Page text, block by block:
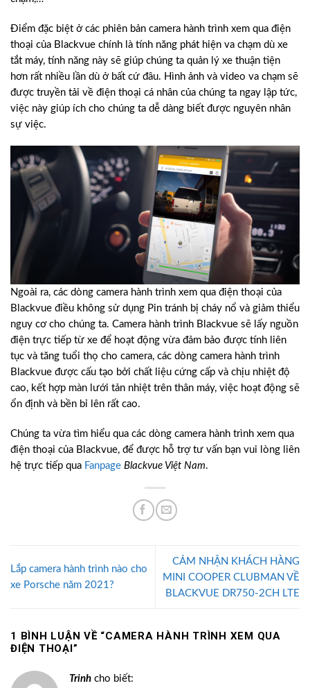
Điểm đặc biệt ở các phiên bản camera hành trình xem qua điện
thoại của Blackvue chính là tính năng phát hiện va chạm dù xe
tắt máy, tính năng này sẽ giúp chúng ta quản lý xe thuận tiện
hơn rất nhiều lần dù ở bất cứ đâu. Hình ảnh và video va chạm sẽ
được truyền tải về điện thoại cá nhân của chúng ta ngay lập tức,
việc này giúp ích cho chúng ta dễ dàng biết được nguyên nhân
sự việc.
Ngoài ra, các dòng camera hành trình xem qua điện thoại của
Blackvue điều không sử dụng Pin tránh bị cháy nổ và giảm thiểu
nguy cơ cho chúng ta. Camera hành trình Blackvue sẽ lấy nguồn
điện trực tiếp từ xe để hoạt động vừa đảm bảo được tính liên
tục và tăng tuổi thọ cho camera, các dòng camera hành trình
Blackvue được cấu tạo bởi chất liệu cứng cấp và chịu nhiệt độ
cao, kết hợp màn lưới tản nhiệt trên thân máy, việc hoạt động sẽ
ổn định và bền bỉ lên rất cao.
Chúng ta vừa tìm hiểu qua các dòng camera hành trình xem qua
điện thoại của Blackvue, để được hỗ trợ tư vấn bạn vui lòng liên
hệ trực tiếp qua Fanpage Blackvue Việt Nam.
Lắp camera hành trình nào cho
xe Porsche năm 2021?
CẢM NHẬN KHÁCH HÀNG
MINI COOPER CLUBMAN VỀ
BLACKVUE DR750-2CH LTE
1 BÌNH LUẬN VỀ “CAMERA HÀNH TRÌNH XEM QUA
ĐIỆN THOẠI”
Trinh cho biết: